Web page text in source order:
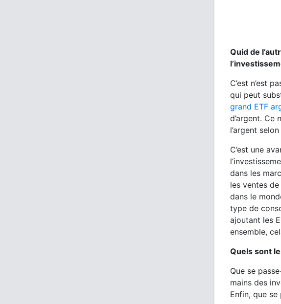
Quid de
C’est n’est
qui peut
grand ETF
d’argent. Ce
l’argent
C’est une
dans les
les ventes
dans le
type de
ajoutant les
ensemble,
Quels sont
Que se
mains des
Enfin, que